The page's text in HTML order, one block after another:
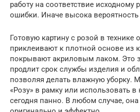
работу на соответствие исходному
ошибки. Иначе высока вероятность
Готовую картину с розой в технике
приклеивают к плотной основе из
покрывают акриловым лаком. Это
продлит срок службы изделия и
позволяя делать влажную уборку.
«Розу» в рамку или использовать в
сегодня панно. В любом случае, она